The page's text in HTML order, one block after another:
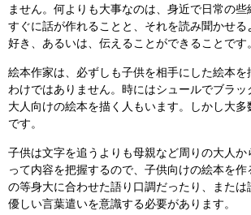
ません。何よりも大事なのは、身近で日常の些
すぐに話が作れることと、それを読み聞かせる
好き、あるいは、伝えることができることです
絵本作家は、必ずしも子供を相手にした絵本を
わけではありません。時にはシュールでブラッ
大人向けの絵本を描く人もいます。しかし大多
です。
子供は文字を追うよりも母親など周りの大人か
って内容を把握するので、子供向けの絵本を
の等身大に合わせた語り口調だったり、または
優しい言葉遣いを意識する必要があります。